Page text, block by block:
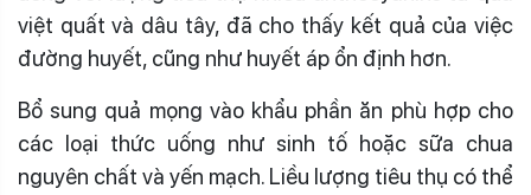
việt quất và dâu tây, đã cho thấy kết quả của việc
đường huyết, cũng như huyết áp ổn định hơn.
Bổ sung quả mọng vào khẩu phần ăn phù hợp cho
các loại thức uống như sinh tố hoặc sữa chua
nguyên chất và yến mạch. Liều lượng tiêu thụ có thể